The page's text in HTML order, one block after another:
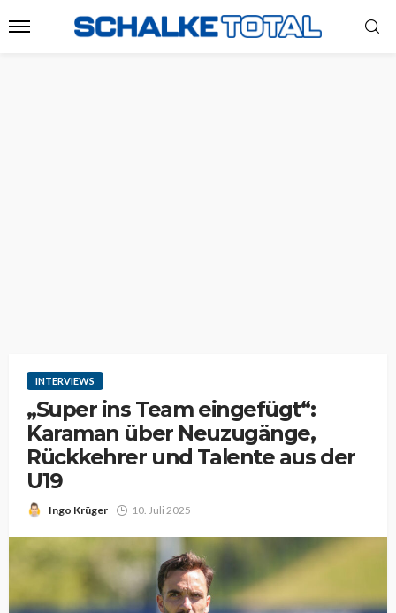
INTERVIEWS
„Super ins Team eingefügt“:
Karaman über Neuzugänge,
Rückkehrer und Talente aus der
U19
Ingo Krüger 10. Juli 2025